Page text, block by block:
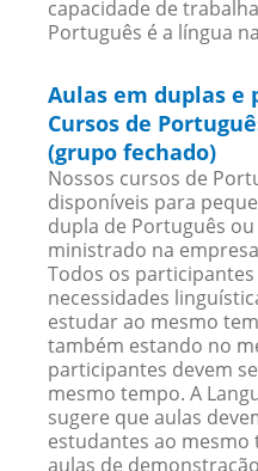
capacidade de
Português é a língua
Aulas em duplas e
Cursos de
(grupo fechado)
Nossos cursos de
disponíveis para
dupla de Português
ministrado na
Todos os
necessidades
estudar ao mesmo
também estando no
participantes devem
mesmo tempo. A
sugere que aulas
estudantes ao mesmo
aulas de